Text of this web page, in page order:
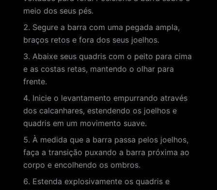
meio dos seus pés.
Segure a barra com uma pegada ampla,
braços retos e fora dos seus joelhos.
Abaixe seus quadris com o peito para cima
e as costas retas, mantendo o olhar para
frente.
Inicie o levantamento empurrando através
dos calcanhares, estendendo os joelhos e
quadris em um movimento suave.
À medida que a barra passa pelos joelhos,
faça a transição puxando a barra próxima ao
corpo e encolhendo os ombros.
Estenda explosivamente os quadris e